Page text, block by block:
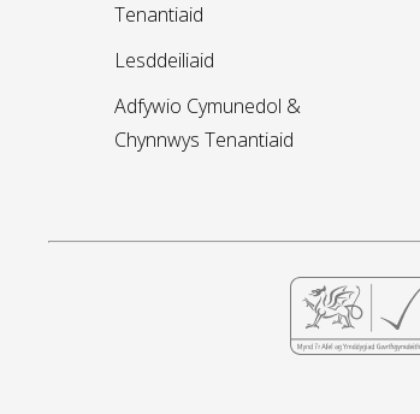
Tenantiaid
Lesddeiliaid
Adfywio Cymunedol &
Chynnwys Tenantiaid